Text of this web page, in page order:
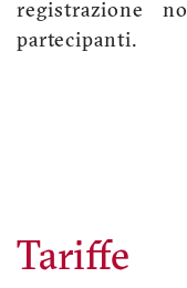
registrazione
partecipanti.
Tariffe